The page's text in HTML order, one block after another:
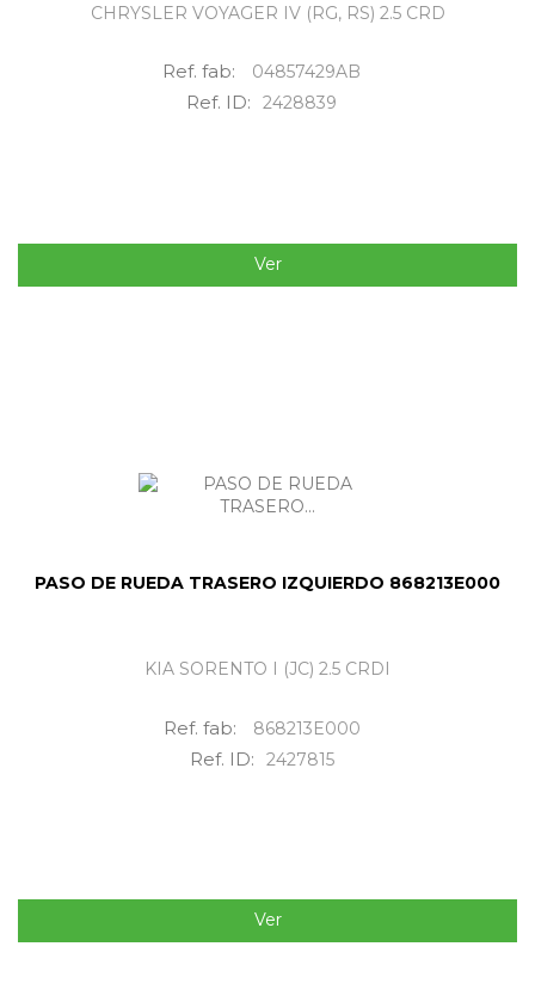
CHRYSLER VOYAGER IV (RG, RS) 2.5 CRD
Ref. fab: 04857429AB
Ref. ID: 2428839
Ver
PASO DE RUEDA TRASERO IZQUIERDO 868213E000
KIA SORENTO I (JC) 2.5 CRDI
Ref. fab: 868213E000
Ref. ID: 2427815
Ver